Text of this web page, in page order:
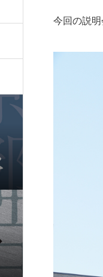
今回の説